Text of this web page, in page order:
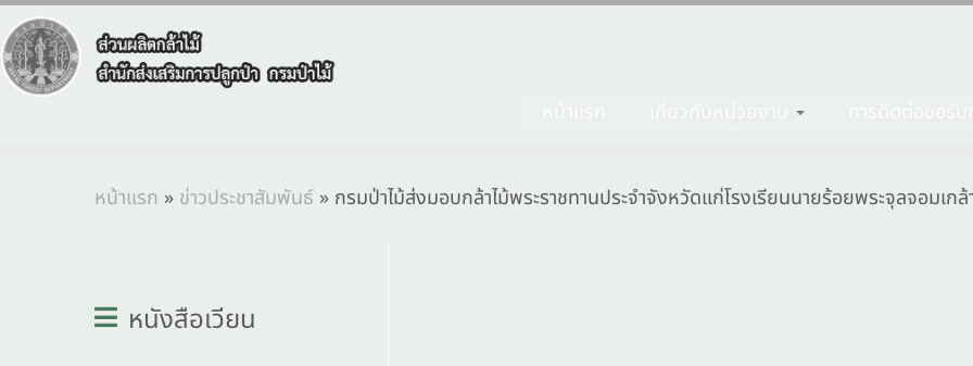
หน้าแรก » ข่าวประชาสัมพันธ์ » กรมป่าไม้ส่งมอบกล้าไม้พระราชทานประจำจังหวัดแก่โรงเรียนนายร้อยพระจุลจอมเกล้
หนังสือเวียน